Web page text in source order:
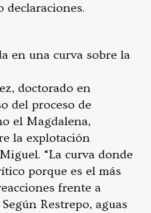
declaraciones.
en una curva sobre la
doctorado en
del proceso de
el Magdalena,
la explotación
“La curva donde
porque es el más
frente a
Restrepo, aguas